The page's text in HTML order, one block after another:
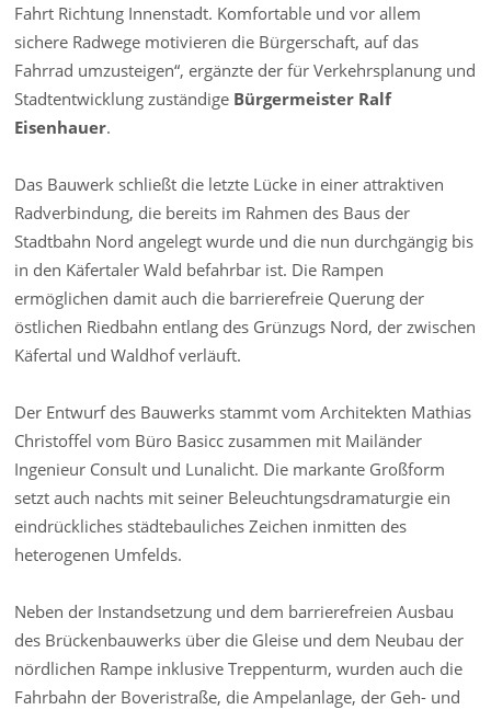
Fahrt Richtung Innenstadt. Komfortable und vor allem
sichere Radwege motivieren die Bürgerschaft, auf das
Fahrrad umzusteigen“, ergänzte der für Verkehrsplanung und
Stadtentwicklung zuständige Bürgermeister Ralf
Eisenhauer.
Das Bauwerk schließt die letzte Lücke in einer attraktiven
Radverbindung, die bereits im Rahmen des Baus der
Stadtbahn Nord angelegt wurde und die nun durchgängig bis
in den Käfertaler Wald befahrbar ist. Die Rampen
ermöglichen damit auch die barrierefreie Querung der
östlichen Riedbahn entlang des Grünzugs Nord, der zwischen
Käfertal und Waldhof verläuft.
Der Entwurf des Bauwerks stammt vom Architekten Mathias
Christoffel vom Büro Basicc zusammen mit Mailänder
Ingenieur Consult und Lunalicht. Die markante Großform
setzt auch nachts mit seiner Beleuchtungsdramaturgie ein
eindrückliches städtebauliches Zeichen inmitten des
heterogenen Umfelds.
Neben der Instandsetzung und dem barrierefreien Ausbau
des Brückenbauwerks über die Gleise und dem Neubau der
nördlichen Rampe inklusive Treppenturm, wurden auch die
Fahrbahn der Boveristraße, die Ampelanlage, der Geh- und